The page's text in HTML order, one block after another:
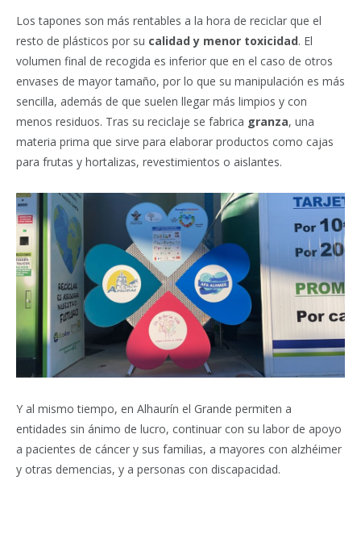
Los tapones son más rentables a la hora de reciclar que el
resto de plásticos por su calidad y menor toxicidad. El
volumen final de recogida es inferior que en el caso de otros
envases de mayor tamaño, por lo que su manipulación es más
sencilla, además de que suelen llegar más limpios y con
menos residuos. Tras su reciclaje se fabrica granza, una
materia prima que sirve para elaborar productos como cajas
para frutas y hortalizas, revestimientos o aislantes.
Y al mismo tiempo, en Alhaurín el Grande permiten a
entidades sin ánimo de lucro, continuar con su labor de apoyo
a pacientes de cáncer y sus familias, a mayores con alzhéimer
y otras demencias, y a personas con discapacidad.